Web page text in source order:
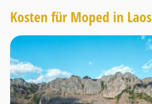
Kosten für Moped in Laos